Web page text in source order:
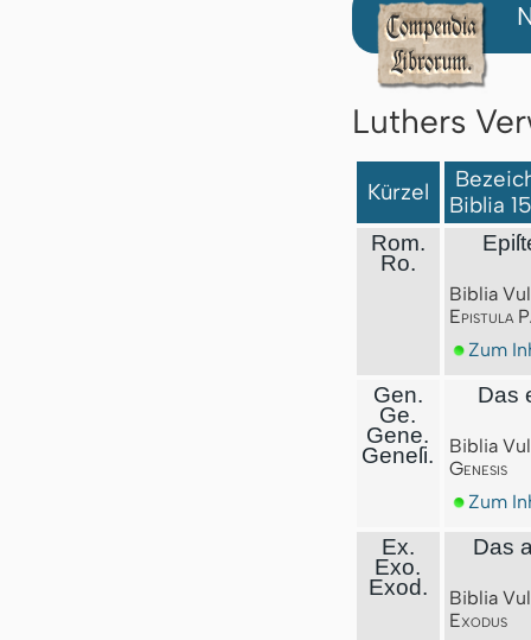
Luthers
Kürzel
Biblia
Rom.
Ro.
Biblia
Epistula
Zum
Gen.
Ge.
Gene.
Geneſi.
Das
Biblia
Genesis
Zum
Ex.
Exo.
Exod.
Das
Biblia
Exodus